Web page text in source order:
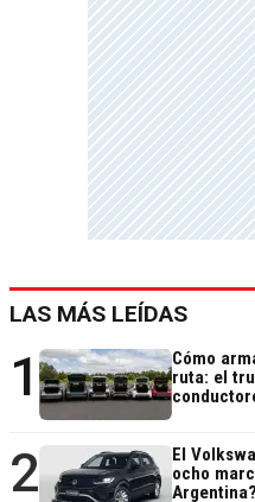
LAS MÁS LEÍDAS
1
Cómo
ruta: el
2
El
ocho
Argentina?